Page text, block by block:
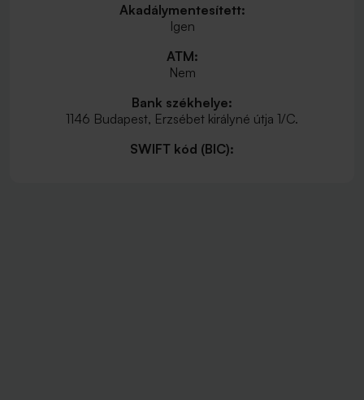
Akadálymentesített:
Igen
ATM:
Nem
Bank székhelye:
1146 Budapest, Erzsébet királyné útja 1/C.
SWIFT kód (BIC):